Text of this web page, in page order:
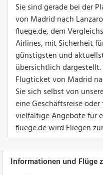
Sie sind gerade bei der
von Madrid nach
fluege.de, dem
Airlines, mit Sicherheit
günstigsten und
übersichtlich dargestellt.
Flugticket von Madrid
Sie sich selbst von
eine Geschäftsreise
vielfältige Angebote für
fluege.de wird Fliegen
Informationen und Flüge